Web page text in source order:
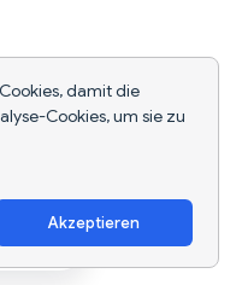
damit die
Cookies, um sie zu
Akzeptieren